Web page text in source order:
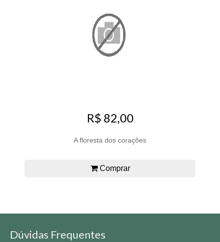
R$ 82,00
A floresta dos corações
Comprar
Dúvidas Frequentes